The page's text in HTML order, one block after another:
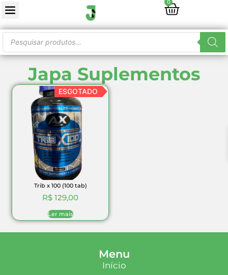
0
Japa Suplementos
ESGOTADO
Trib x 100 (100 tab)
R$ 129,00
Ler mais
Menu
Início